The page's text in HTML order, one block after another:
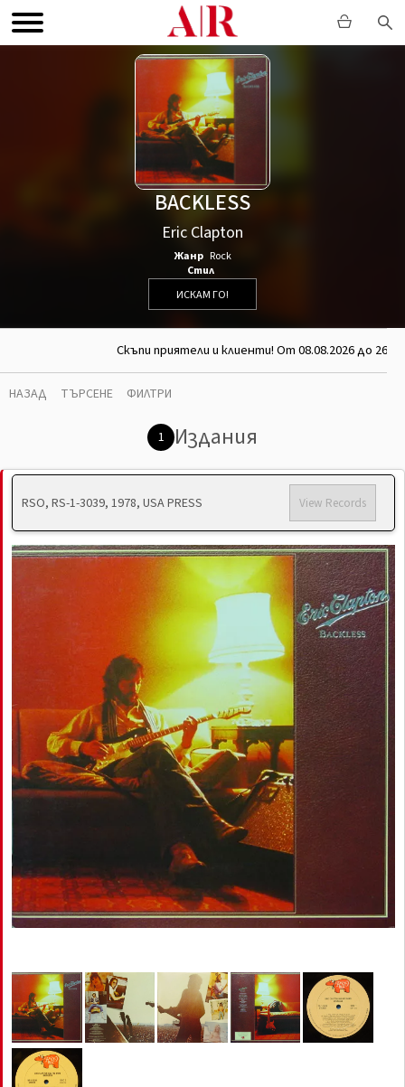
BACKLESS
Eric Clapton
Жанр Rock
Стил
ИСКАМ ГО!
Скъпи приятели и клиенти! От 08.08.2026 до
НАЗАД ТЪРСЕНЕ ФИЛТРИ
1 Издания
RSO, RS-1-3039, 1978, USA PRESS View Records